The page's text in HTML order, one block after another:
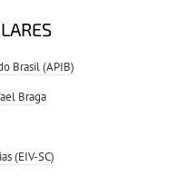
Brasil (APIB)
Braga
(EIV-SC)